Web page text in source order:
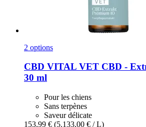
2 options
CBD VITAL VET CBD -​
30 ml
Pour les chiens
Sans terpènes
Saveur délicate
153,99 € (5.133,00 € / L)